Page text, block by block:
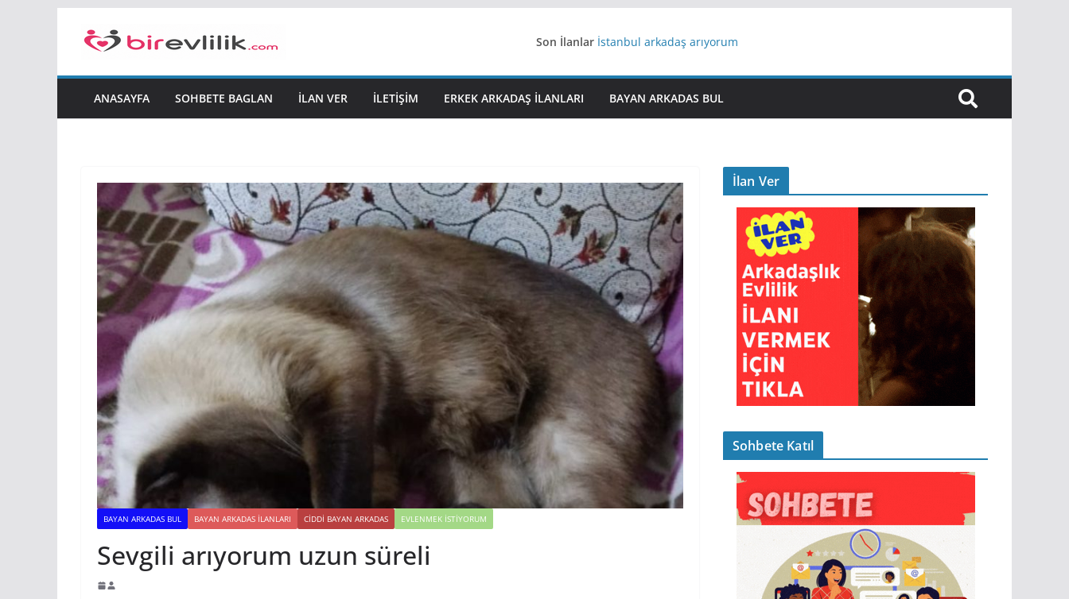
Son İlanlar İstanbul arkadaş arıyorum
Yeni Bir Aşk Lazım
iş arayanlara iş
ANASAYFA SOHBETE BAGLAN İLAN VER İLETIŞIM ERKEK ARKADAŞ ILANLARI BAYAN ARKADAS BUL
BAYAN ARKADAS BUL BAYAN ARKADAS ILANLARI CIDDI BAYAN ARKADAS EVLENMEK İSTIYORUM
Sevgili arıyorum uzun süreli
İlan Ver
Sohbete Katıl